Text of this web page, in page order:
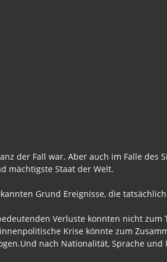
der Fall war. Aber auch im Falle des
mächtigste Staat der Welt.
Grund Ereignisse, die
Verluste konnten nicht zum
Krise könnte zum
nach Nationalität, Sprache und